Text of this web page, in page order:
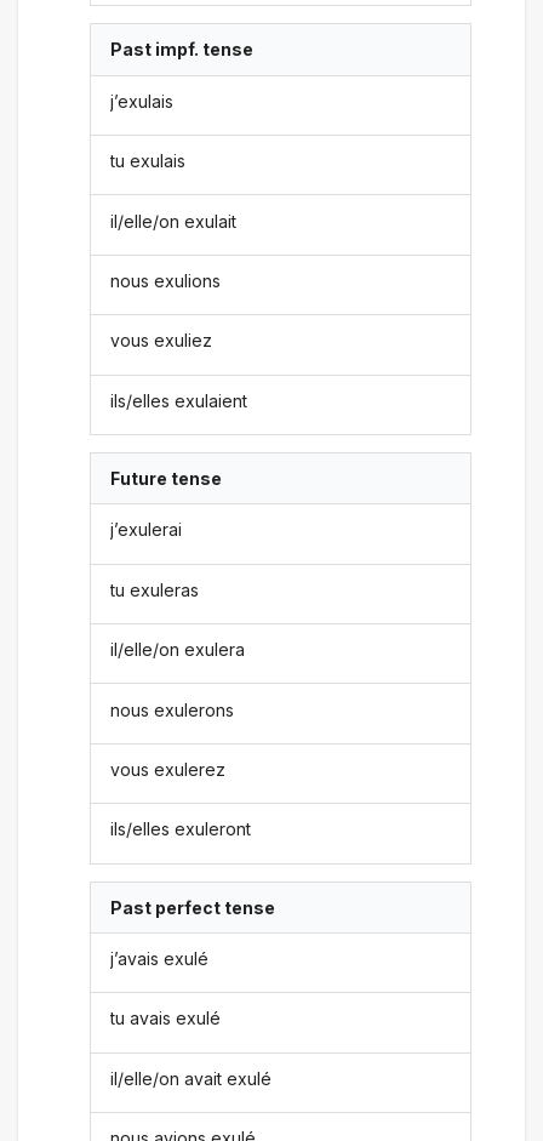
Past impf. tense
j’exulais
tu exulais
il/elle/on exulait
nous exulions
vous exuliez
ils/elles exulaient
Future tense
j’exulerai
tu exuleras
il/elle/on exulera
nous exulerons
vous exulerez
ils/elles exuleront
Past perfect tense
j’avais exulé
tu avais exulé
il/elle/on avait exulé